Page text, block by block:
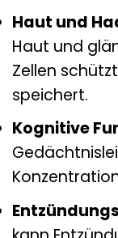
Haut und
Haut und
Zellen
speichert.
Kognitive